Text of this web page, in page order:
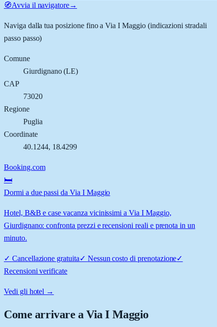
🧭Avvia il navigatore→
Naviga dalla tua posizione fino aVia I Maggio(indicazioni stradali
passo passo)
Comune
Giurdignano(LE)
CAP
73020
Regione
Puglia
Coordinate
40.1244, 18.4299
Booking.com
🛏️
Dormi a due passi da Via I Maggio
Hotel, B&B e case vacanza vicinissimi a Via I Maggio,
Giurdignano: confronta prezzi e recensioni reali e prenota in un
minuto.
✓ Cancellazione gratuita✓ Nessun costo di prenotazione✓
Recensioni verificate
Vedi gli hotel →
Come arrivare aVia I Maggio